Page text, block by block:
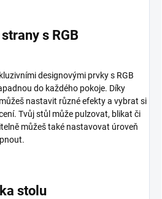
s RGB
designovými prvky s RGB
do každého pokoje. Díky
nastavit různé efekty a vybrat si
Tvůj stůl může pulzovat, blikat či
můžeš také nastavovat úroveň
stolu